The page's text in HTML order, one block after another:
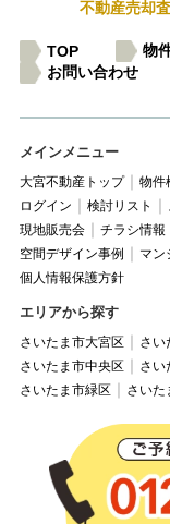
不動産売却
TOP 物
お問い合わせ
メインメニュー
大宮不動産トップ 物件
ログイン
検討リスト
現地販売会
チラシ情報
空間デザイン事例
マン
個人情報保護方針
エリアから探す
さいたま市大宮区 さい
さいたま市中央区
さい
さいたま市緑区
さいた